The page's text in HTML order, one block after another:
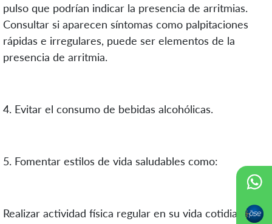
pulso que podrían indicar la presencia de arritmias.
Consultar si aparecen síntomas como palpitaciones
rápidas e irregulares, puede ser elementos de la
presencia de arritmia.
4. Evitar el consumo de bebidas alcohólicas.
5. Fomentar estilos de vida saludables como:
Realizar actividad física regular en su vida cotidiana.